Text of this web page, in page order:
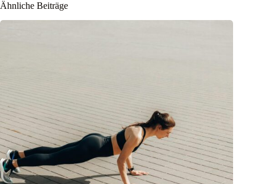
Ähnliche Beiträge